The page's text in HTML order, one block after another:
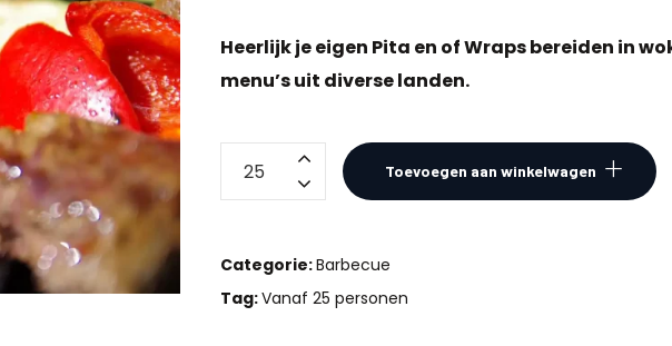
Heerlijk je eigen Pita en of Wraps bereiden in
menu’s uit diverse landen.
Toevoegen aan winkelwagen
Categorie:Barbecue
Tag:Vanaf 25 personen